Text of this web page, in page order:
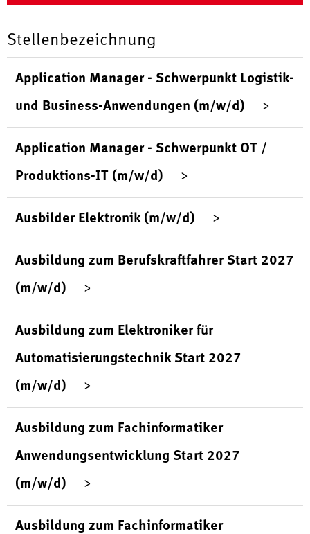
Stellenbezeichnung
Application Manager - Schwerpunkt Logistik-
und Business-Anwendungen (m/w/d)
Application Manager - Schwerpunkt OT /
Produktions-IT (m/w/d)
Ausbilder Elektronik (m/w/d)
Ausbildung zum Berufskraftfahrer Start 2027
(m/w/d)
Ausbildung zum Elektroniker für
Automatisierungstechnik Start 2027
(m/w/d)
Ausbildung zum Fachinformatiker
Anwendungsentwicklung Start 2027
(m/w/d)
Ausbildung zum Fachinformatiker